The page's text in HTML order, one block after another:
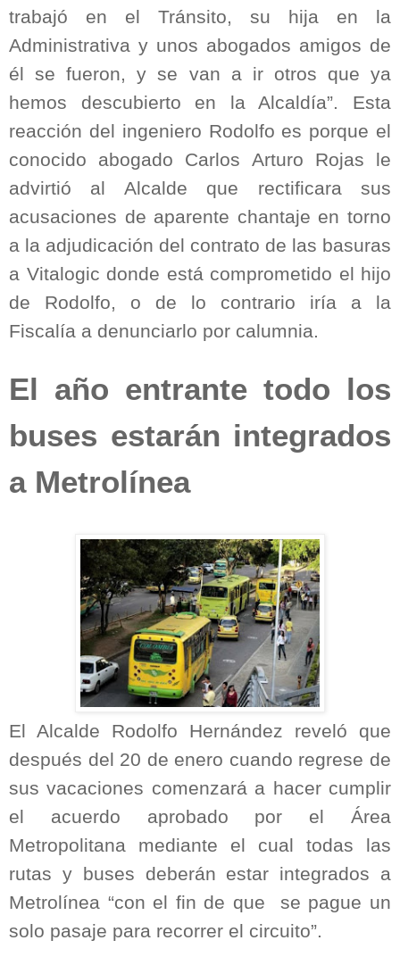
trabajó en el Tránsito, su hija en la
Administrativa y unos abogados amigos de
él se fueron, y se van a ir otros que ya
hemos descubierto en la Alcaldía”. Esta
reacción del ingeniero Rodolfo es porque el
conocido abogado Carlos Arturo Rojas le
advirtió al Alcalde que rectificara sus
acusaciones de aparente chantaje en torno
a la adjudicación del contrato de las basuras
a Vitalogic donde está comprometido el hijo
de Rodolfo, o de lo contrario iría a la
Fiscalía a denunciarlo por calumnia.
El año entrante todo los
buses estarán integrados
a Metrolínea
El Alcalde Rodolfo Hernández reveló que
después del 20 de enero cuando regrese de
sus vacaciones comenzará a hacer cumplir
el acuerdo aprobado por el Área
Metropolitana mediante el cual todas las
rutas y buses deberán estar integrados a
Metrolínea “con el fin de que se pague un
solo pasaje para recorrer el circuito”.